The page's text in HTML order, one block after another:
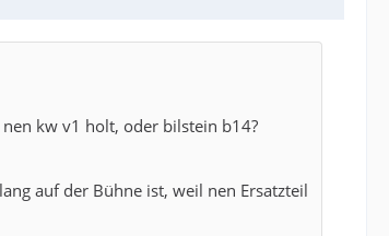
kw v1 holt, oder bilstein b14?
auf der Bühne ist, weil nen Ersatzteil